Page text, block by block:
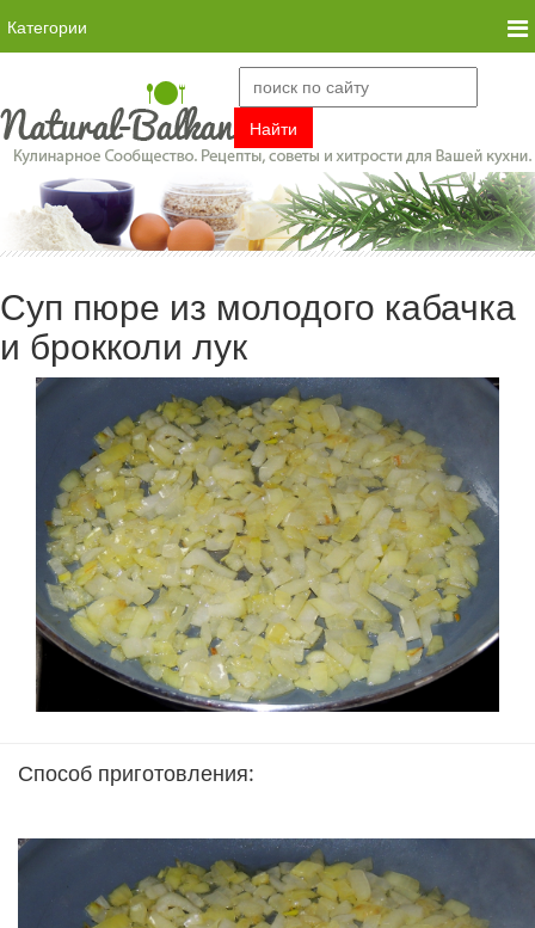
Категории
Суп пюре из молодого кабачка
и брокколи лук
Способ приготовления: